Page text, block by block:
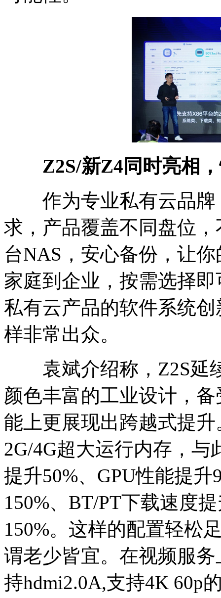
Z2S/新Z4同时亮相，
作为专业私有云品牌
求，产品覆盖不同盘位
台NAS，安心备份，让
家庭到企业，按需选择
私有云产品的软件系统
样非常出众。
袁斌介绍称，Z2S延
颜色丰富的工业设计，
能上更展现出跨越式提
2G/4G超大运行内存，与
提升50%、GPU性能提
150%、BT/PT下载速度
150%。这样的配置轻松
谓老少皆宜。在视频服
持hdmi2.0A,支持4K 60p